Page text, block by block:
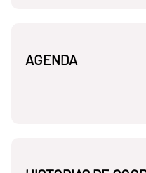
AGENDA